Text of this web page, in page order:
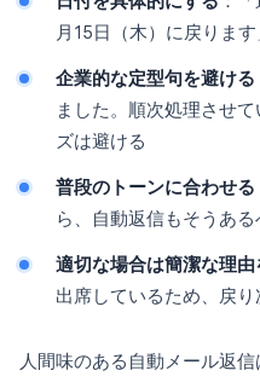
月15日（木）に戻ります
企業的な定型句を避ける
ました。順次処理させ
ズは避ける
普段のトーンに合わせる
ら、自動返信もそうある
適切な場合は簡潔な理由
出席しているため、戻り
人間味のある自動メール返